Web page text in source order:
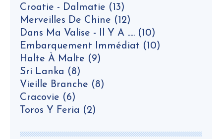
Croatie - Dalmatie (13)
Merveilles De Chine (12)
Dans Ma Valise - Il Y A ..... (10)
Embarquement Immédiat (10)
Halte À Malte (9)
Sri Lanka (8)
Vieille Branche (8)
Cracovie (6)
Toros Y Feria (2)